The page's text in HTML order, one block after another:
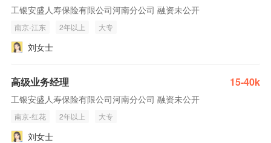
工银安盛人寿保险有限公司河南分公司 融资未公开
南京-江东 2年以上 大专
刘女士
高级业务经理 15-40k
工银安盛人寿保险有限公司河南分公司 融资未公开
南京-红花 2年以上 大专
刘女士